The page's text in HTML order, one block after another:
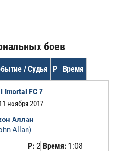
боев
/ Судья Р Время
Imortal FC 7
ноября 2017
Аллан
Allan)
Р:2 Время:1:08